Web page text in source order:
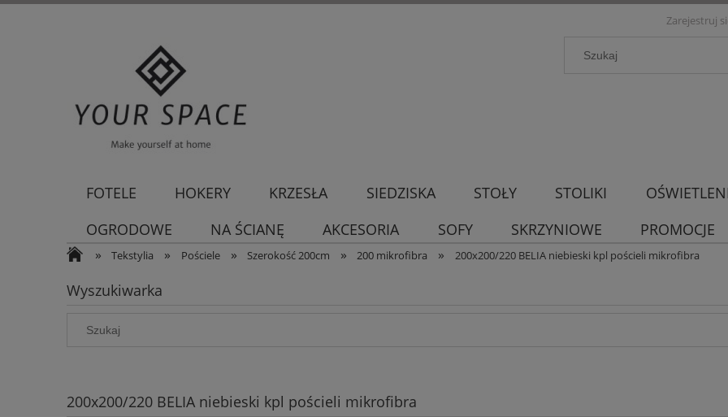
Zarejestruj
FOTELE HOKERY KRZESŁA SIEDZISKA STOŁY STOLIKI
OGRODOWE
NA ŚCIANĘ AKCESORIA SOFY SKRZYNIOWE PROMOCJE
» Tekstylia » Pościele » Szerokość 200cm » 200 mikrofibra » 200x200/220 BELIA niebieski kpl pościeli mikrofibra
Wyszukiwarka
200x200/220 BELIA niebieski kpl pościeli mikrofibra